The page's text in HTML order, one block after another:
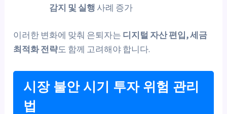
감지 및 실행 사례 증가
이러한 변화에 맞춰 은퇴자는 디지털 자산 편입, 세금
최적화 전략도 함께 고려해야 합니다.
시장 불안 시기 투자 위험 관리
법